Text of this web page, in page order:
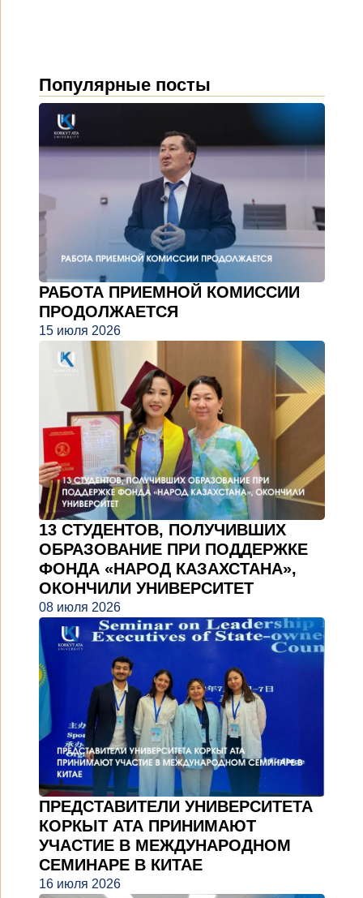
Популярные посты
РАБОТА ПРИЕМНОЙ КОМИССИИ
ПРОДОЛЖАЕТСЯ
15 июля 2026
13 СТУДЕНТОВ, ПОЛУЧИВШИХ
ОБРАЗОВАНИЕ ПРИ ПОДДЕРЖКЕ
ФОНДА «НАРОД КАЗАХСТАНА»,
ОКОНЧИЛИ УНИВЕРСИТЕТ
08 июля 2026
ПРЕДСТАВИТЕЛИ УНИВЕРСИТЕТА
КОРКЫТ АТА ПРИНИМАЮТ
УЧАСТИЕ В МЕЖДУНАРОДНОМ
СЕМИНАРЕ В КИТАЕ
16 июля 2026